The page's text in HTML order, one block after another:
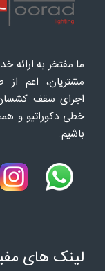
ما مفتخر به ارائه
مشتریان، اعم از
اجرای سقف
خطی دکوراتیو و
باشیم.
لینک های